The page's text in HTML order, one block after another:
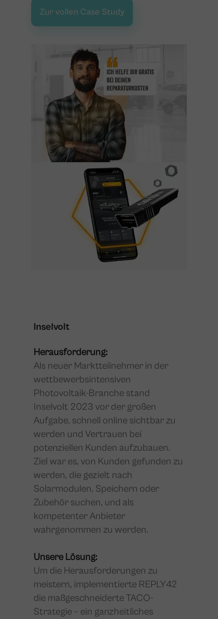
Zur vollen Case Study
Inselvolt
Herausforderung:
Als neuer Marktteilnehmer in der
wettbewerbsintensiven
Photovoltaik-Branche stand
Inselvolt 2023 vor der großen
Aufgabe, schnell online sichtbar zu
werden und Vertrauen bei
potenziellen Kunden aufzubauen.
Ziel war es, von Kunden gefunden zu
werden, die gezielt nach
Solarmodulen, Speichern oder
Zubehör suchen, und als
kompetenter Anbieter
wahrgenommen zu werden.
Unsere Lösung:
Um die Herausforderungen zu
meistern, implementierte REPLY42
die maßgeschneiderte TACO-
Strategie – ein ganzheitliches